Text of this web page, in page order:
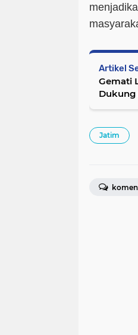
Artikel
Gemati
Dukung
Jatim